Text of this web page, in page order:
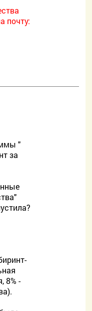
почту:
"
за
8% -